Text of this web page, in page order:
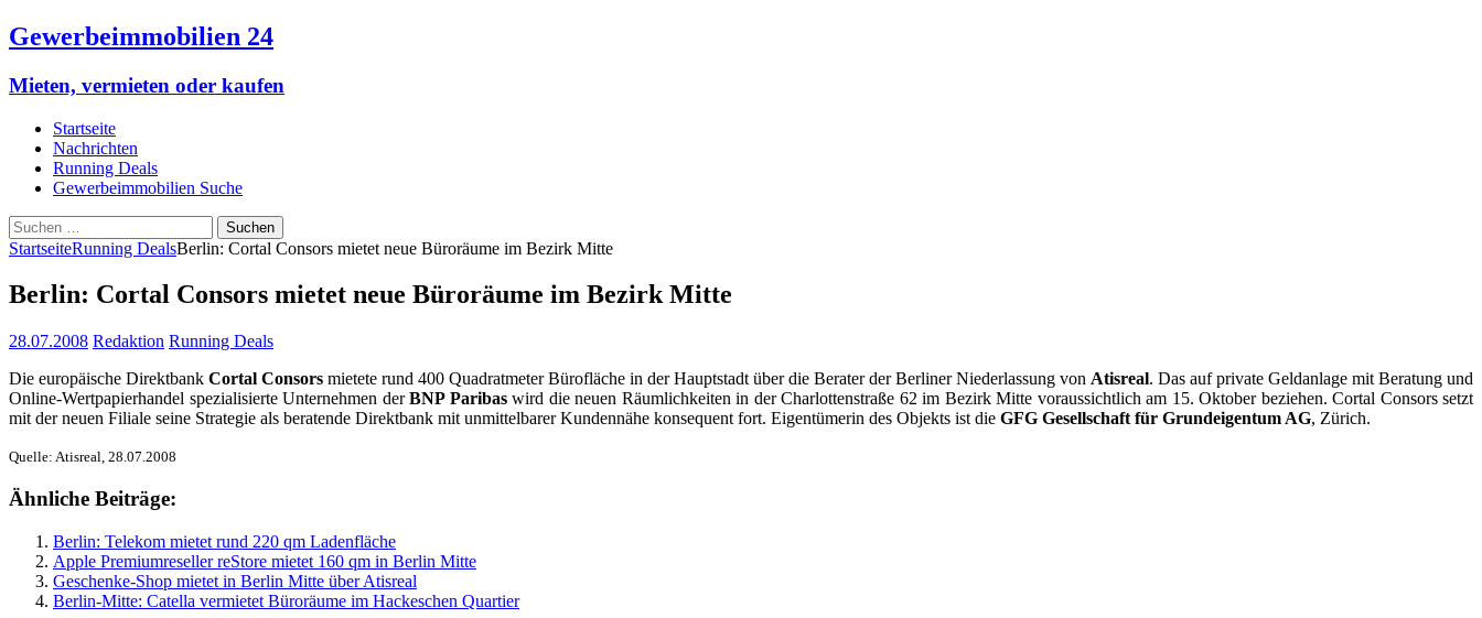
Gewerbeimmobilien 24
Mieten, vermieten oder kaufen
Startseite
Nachrichten
Running Deals
Gewerbeimmobilien Suche
Suchen
nach:
StartseiteRunning DealsBerlin: Cortal Consors mietet neue Büroräume im Bezirk Mitte
Berlin: Cortal Consors mietet neue Büroräume im Bezirk Mitte
28.07.2008 Redaktion Running Deals
Die europäische Direktbank Cortal Consors mietete rund 400 Quadratmeter Bürofläche in der Hauptstadt über die Berater der Berliner Niederlassung von Atisreal. Das auf private Geldanlage mit Beratung und
Online-Wertpapierhandel spezialisierte Unternehmen derBNP Paribas wird die neuen Räumlichkeiten in der Charlottenstraße 62 im Bezirk Mitte voraussichtlich am 15. Oktober beziehen. Cortal Consors setzt
mit der neuen Filiale seine Strategie als beratende Direktbank mit unmittelbarer Kundennähe konsequent fort. Eigentümerin des Objekts ist die GFG Gesellschaft für Grundeigentum AG, Zürich.
Quelle: Atisreal, 28.07.2008
Ähnliche Beiträge:
Berlin: Telekom mietet rund 220 qm Ladenfläche
Apple Premiumreseller reStore mietet 160 qm in Berlin Mitte
Geschenke-Shop mietet in Berlin Mitte über Atisreal
Berlin-Mitte: Catella vermietet Büroräume im Hackeschen Quartier